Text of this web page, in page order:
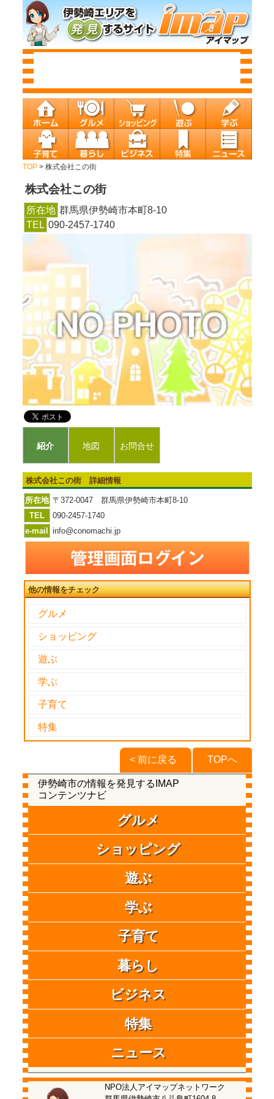
TOP> 株式会社この街
株式会社この街
所在地 群馬県伊勢崎市本町8-10
TEL 090-2457-1740
紹介 地図 お問合せ
株式会社この街 詳細情報
所在地 〒372-0047 群馬県伊勢崎市本町8-10
TEL
090-2457-1740
e-mail
info@conomachi.jp
他の情報をチェック
グルメ
ショッピング
遊ぶ
学ぶ
子育て
特集
TOPへ
< 前に戻る
伊勢崎市の情報を発見するIMAP
コンテンツナビ
グルメ
ショッピング
遊ぶ
学ぶ
子育て
暮らし
ビジネス
特集
ニュース
NPO法人アイマップネットワーク